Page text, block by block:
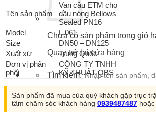
Chưa có sản phẩm trong giỏ
Quay trở lại cửa hàng
Tìm kiếm:
Tên sản phẩm
Van cầu ETM cho
dầu nóng Bellows
Sealed PN16
Model
L.061
Size
DN50 – DN125
Xuất xứ
Trung Quốc
Đơn vị phân
phối
CÔNG TY TNHH
KỸ THUẬT QBS
Sản phẩm đã mua của quý khách gặp trục
tâm chăm sóc khách hàng 0939487487 hoặc